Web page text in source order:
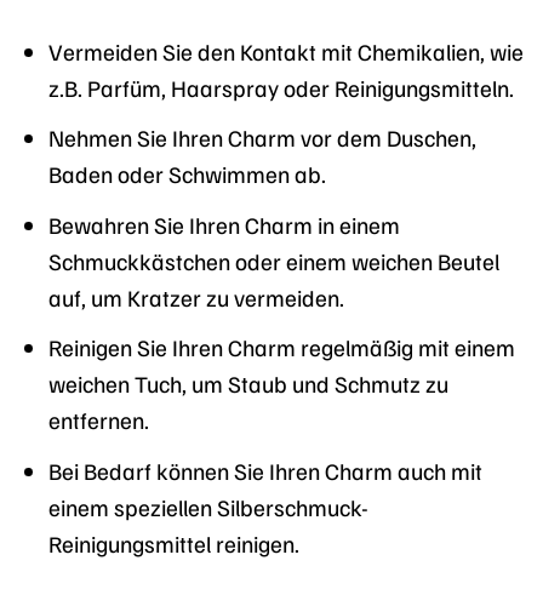
Vermeiden Sie den Kontakt mit Chemikalien, wie
z.B. Parfüm, Haarspray oder Reinigungsmitteln.
Nehmen Sie Ihren Charm vor dem Duschen,
Baden oder Schwimmen ab.
Bewahren Sie Ihren Charm in einem
Schmuckkästchen oder einem weichen Beutel
auf, um Kratzer zu vermeiden.
Reinigen Sie Ihren Charm regelmäßig mit einem
weichen Tuch, um Staub und Schmutz zu
entfernen.
Bei Bedarf können Sie Ihren Charm auch mit
einem speziellen Silberschmuck-
Reinigungsmittel reinigen.